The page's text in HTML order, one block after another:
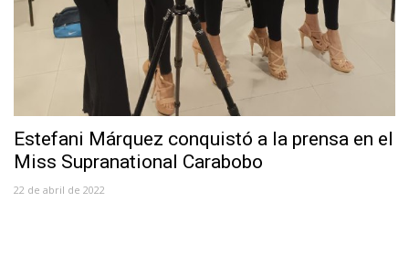
Estefani Márquez conquistó a la prensa en el
Miss Supranational Carabobo
22 de abril de 2022